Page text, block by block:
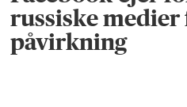
russiske medier
påvirkning